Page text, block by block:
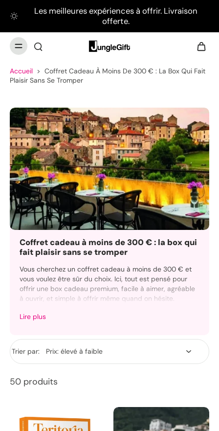
Les meilleures expériences à offrir. Livraison
offerte.
Accueil > Coffret Cadeau À Moins De 300 € : La Box Qui Fait
Plaisir Sans Se Tromper
Coffret cadeau à moins de 300 € : la box qui
fait plaisir sans se tromper
Vous cherchez un coffret cadeau à moins de 300 € et
vous voulez être sûr du choix. Ici, tout est pensé pour
offrir une box cadeau premium, facile à aimer, agréable
à ouvrir, et simple à offrir même quand on hésite.
Choisissez un coffret prêt à offrir ou une carte cadeau
vrai moment d’attention, avec une livraison soignée et
des options de personnalisation qui font la différence.
Lire plus
Trier par:
50 produits